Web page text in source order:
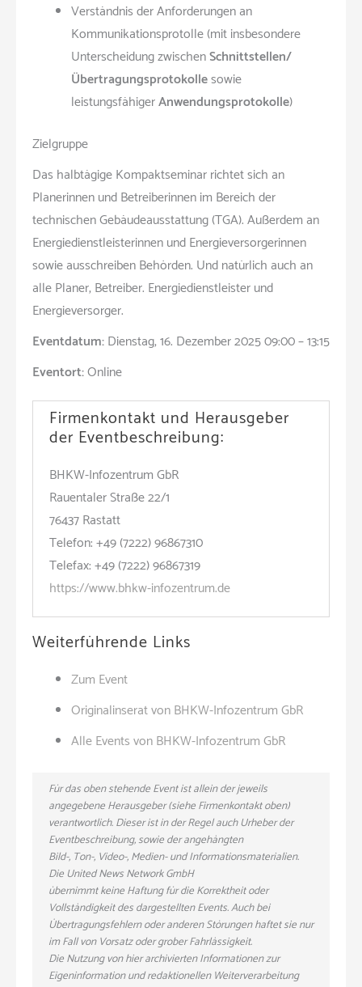
Verständnis der Anforderungen an
Kommunikationsprotolle (mit insbesondere
Unterscheidung zwischenSchnittstellen/
Übertragungsprotokollesowie
leistungsfähigerAnwendungsprotokolle)
Zielgruppe
Das halbtägige Kompaktseminar richtet sich an
Planerinnen und Betreiberinnen im Bereich der
technischen Gebäudeausstattung (TGA). Außerdem an
Energiedienstleisterinnen und Energieversorgerinnen
sowie ausschreiben Behörden. Und natürlich auch an
alle Planer, Betreiber. Energiedienstleister und
Energieversorger.
Eventdatum:Dienstag, 16. Dezember 2025 09:00 – 13:15
Eventort:Online
Firmenkontakt und Herausgeber
der Eventbeschreibung:
BHKW-Infozentrum GbR
Rauentaler Straße 22/1
76437 Rastatt
Telefon: +49 (7222) 96867310
Telefax: +49 (7222) 96867319
https://www.bhkw-infozentrum.de
Weiterführende Links
Zum Event
Originalinserat von BHKW-Infozentrum GbR
Alle Events von BHKW-Infozentrum GbR
Für das oben stehende Event ist allein der jeweils
angegebene Herausgeber (siehe Firmenkontakt oben)
verantwortlich. Dieser ist in der Regel auch Urheber der
Eventbeschreibung, sowie der angehängten
Bild-, Ton-, Video-, Medien- und Informationsmaterialien.
Die United News Network GmbH
übernimmt keine Haftung für die Korrektheit oder
Vollständigkeit des dargestellten Events. Auch bei
Übertragungsfehlern oder anderen Störungen haftet sie nur
im Fall von Vorsatz oder grober Fahrlässigkeit.
Die Nutzung von hier archivierten Informationen zur
Eigeninformation und redaktionellen Weiterverarbeitung